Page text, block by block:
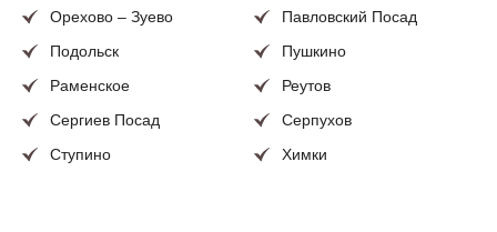
подойдут рулонные шторы для офиса каких-нибудь
подчеркнут контрастные с цветом стен или мебели
ткани для штор.
Для залов-конференций – как правило больших
помещений – шторы должны способствовать
Орехово – Зуево
Павловский Посад
Подольск
Пушкино
Раменское
Реутов
Сергиев Посад
Серпухов
Ступино
Химки